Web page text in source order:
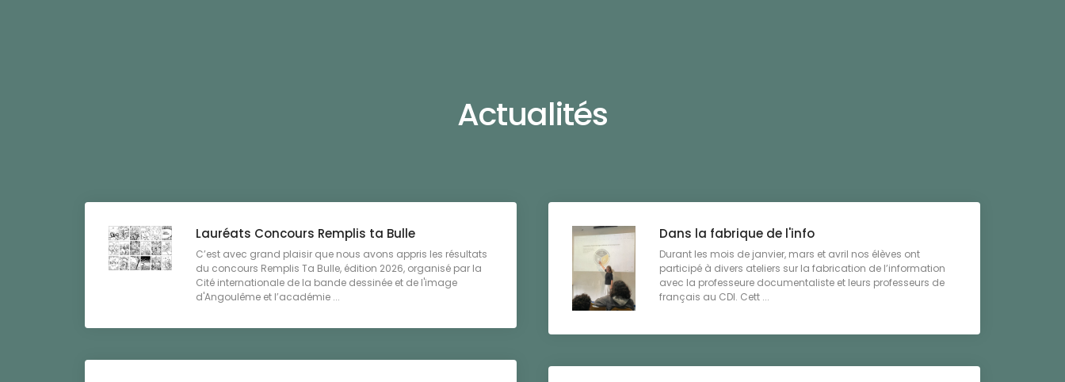
Actualités
Lauréats Concours Remplis ta Bulle
C’est avec grand plaisir que nous avons appris les résultats
du concours Remplis Ta Bulle, édition 2026, organisé par la
Cité internationale de la bande dessinée et de l'image
d'Angoulême et l’académie ...
Dans la fabrique de l'info
Durant les mois de janvier, mars et avril nos élèves ont
participé à divers ateliers sur la fabrication de l’information
avec la professeure documentaliste et leurs professeurs de
français au CDI. Cett ...